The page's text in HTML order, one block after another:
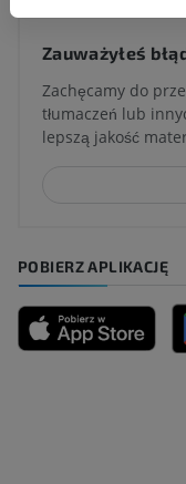
Zauważyłeś
Zachęcamy do
tłumaczeń lub
lepszą jakość
POBIERZ APLIKACJĘ